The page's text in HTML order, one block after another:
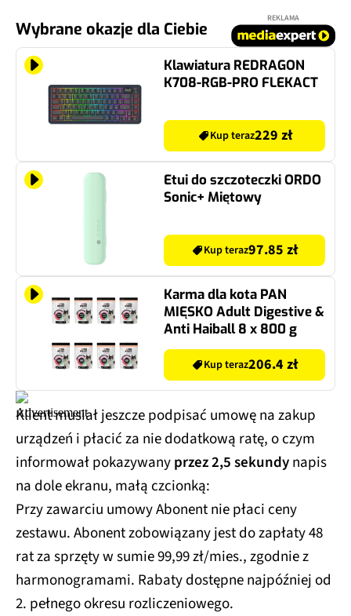
Wybrane okazje dla Ciebie
REKLAMA
Klawiatura REDRAGON
K708-RGB-PRO FLEKACT
Kup teraz229 zł
Etui do szczoteczki ORDO
Sonic+ Miętowy
Kup teraz97.85 zł
Karma dla kota PAN
MIĘSKO Adult Digestive &
Anti Haiball 8 x 800 g
Kup teraz206.4 zł
Klient musiał jeszcze podpisać umowę na zakup
urządzeń i płacić za nie dodatkową ratę, o czym
informował pokazywanyprzez 2,5 sekundynapis
na dole ekranu, małą czcionką:
Przy zawarciu umowy Abonent nie płaci ceny
zestawu. Abonent zobowiązany jest do zapłaty 48
rat za sprzęty w sumie 99,99 zł/mies., zgodnie z
harmonogramami. Rabaty dostępne najpóźniej od
2. pełnego okresu rozliczeniowego.